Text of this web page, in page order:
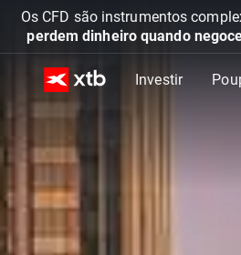
Os CFD são instrumentos
perdem dinheiro quando
Investir